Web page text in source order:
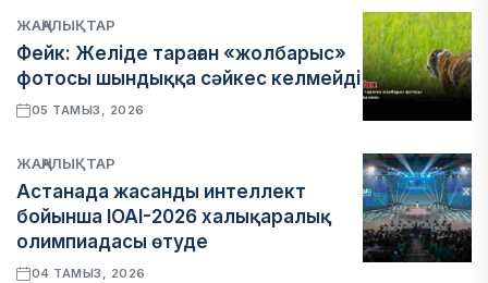
ЖАҢАЛЫҚТАР
Фейк: Желіде тараған «жолбарыс»
фотосы шындыққа сәйкес келмейді
05 ТАМЫЗ, 2026
ЖАҢАЛЫҚТАР
Астанада жасанды интеллект
бойынша IOAI-2026 халықаралық
олимпиадасы өтуде
04 ТАМЫЗ, 2026